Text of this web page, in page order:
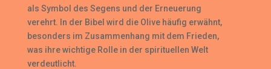
als Symbol des Segens und der Erneuerung
verehrt. In der Bibel wird die Olive häufig erwähnt,
besonders im Zusammenhang mit dem Frieden,
was ihre wichtige Rolle in der spirituellen Welt
verdeutlicht.